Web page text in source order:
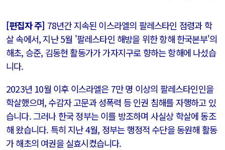
[편집자 주] 78년간 지속된 이스라엘의 팔레스타인 점령과 학
살 속에서, 지난 5월 '팔레스타인 해방을 위한 항해 한국본부'의
해초, 승준, 김동현 활동가가 가자지구로 향하는 항해에 나섰습
니다.
2023년 10월 이후 이스라엘은 7만 명 이상의 팔레스타인인을
학살했으며, 수감자 고문과 성폭력 등 인권 침해를 자행하고 있
습니다. 그러나 한국 정부는 이를 방조하며 사실상 학살에 동조
해 왔습니다. 특히 지난 4월, 정부는 행정적 수단을 동원해 활동
가 해초의 여권을 실효시켰습니다.